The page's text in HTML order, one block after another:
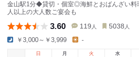
金山駅1分◆貸切・個室◎海鮮とおばんざい料
人以上の大人数ご宴会も
3.60 119 人 5038 人
￥3,000～￥3,999 -
日
月 火 水